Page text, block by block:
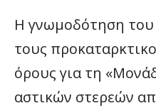
Η γνωμοδότηση
τους
όρους για τη
αστικών στερεών